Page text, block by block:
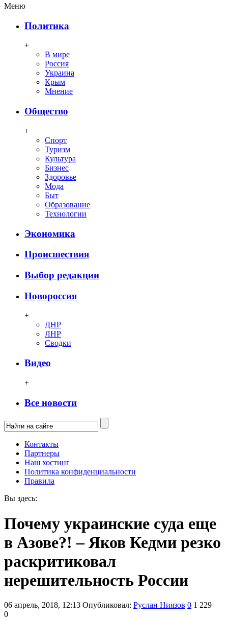
Меню
Политика
+
В мире
Россия
Украина
Крым
Мнение
Общество
+
Спорт
Туризм
Культура
Бизнес
Здоровье
Мода
Быт
Образование
Технологии
Экономика
Происшествия
Выбор редакции
Новороссия
+
ДНР
ЛНР
Сводки
Видео
+
Все новости
Контакты
Партнеры
Наш хостинг
Политика конфиденциальности
Правила
Вы здесь:
Почему украинские суда еще
в Азове?! – Яков Кедми резко
раскритиковал
нерешительность России
06 апрель, 2018, 12:13 Опубликовал: Руслан Ниязов 0 1 229
0